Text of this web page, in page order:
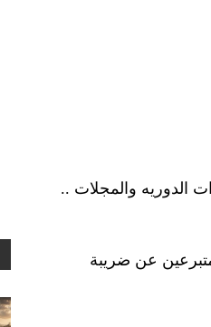
متعدده .. والنشرات الدوريه والمجلات ..
عن ضريبة